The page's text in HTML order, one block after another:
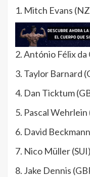
1. Mitch Evans
2. António Félix da
3. Taylor Barnard
4. Dan Ticktum
5. Pascal Wehrlein
6. David
7. Nico Müller
8. Jake Dennis